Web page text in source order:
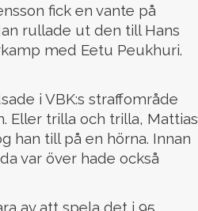
fick en vante på
rullade ut den till Hans
med Eetu Peukhuri.
i VBK:s straffområde
Eller trilla och trilla, Mattias
han till på en hörna. Innan
var över hade också
av att spela det i 95